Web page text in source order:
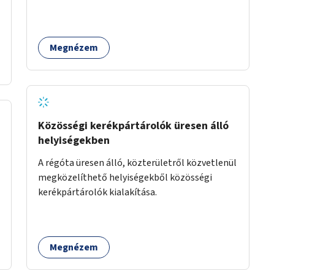
fajok ritkítását, visszaszorítását.
Megnézem
Közösségi kerékpártárolók üresen álló
helyiségekben
A régóta üresen álló, közterületről közvetlenül
megközelíthető helyiségekből közösségi
kerékpártárolók kialakítása.
Megnézem